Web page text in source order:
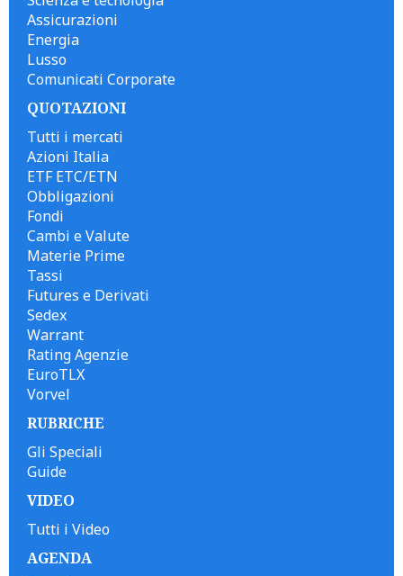
Assicurazioni
Energia
Lusso
Comunicati Corporate
QUOTAZIONI
Tutti i mercati
Azioni Italia
ETF ETC/ETN
Obbligazioni
Fondi
Cambi e Valute
Materie Prime
Tassi
Futures e Derivati
Sedex
Warrant
Rating Agenzie
EuroTLX
Vorvel
RUBRICHE
Gli Speciali
Guide
VIDEO
Tutti i Video
AGENDA